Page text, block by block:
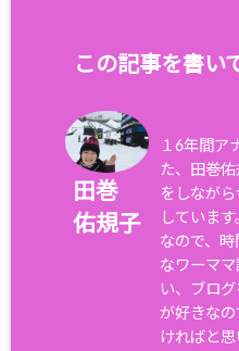
この記事を書い
田巻
佑規子
１6年間ア
た、田巻
をしなが
していま
なので、
なワーマ
い、ブロ
が好きな
ければと